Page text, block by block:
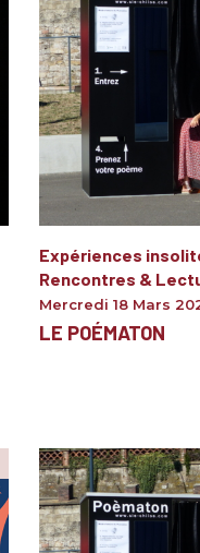
Expériences
Rencontres &
Mercredi 18 Mars
LE POÉMATON